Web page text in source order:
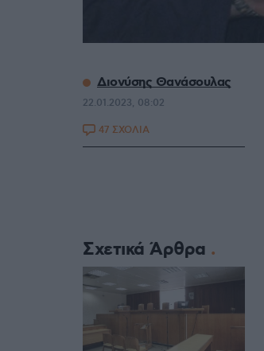
Διονύσης Θανάσουλας
22.01.2023, 08:02
47 ΣΧΟΛΙΑ
Σχετικά Άρθρα